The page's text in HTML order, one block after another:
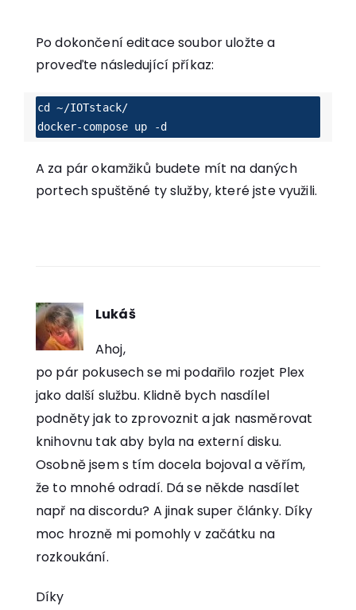
Po dokončení editace soubor uložte a
proveďte následující příkaz:
cd ~/IOTstack/
docker-compose up -d
A za pár okamžiků budete mít na daných
portech spuštěné ty služby, které jste využili.
Lukáš
Ahoj,
po pár pokusech se mi podařilo rozjet Plex
jako další službu. Klidně bych nasdílel
podněty jak to zprovoznit a jak nasměrovat
knihovnu tak aby byla na externí disku.
Osobně jsem s tím docela bojoval a věřím,
že to mnohé odradí. Dá se někde nasdílet
např na discordu? A jinak super články. Díky
moc hrozně mi pomohly v začátku na
rozkoukání.
Díky